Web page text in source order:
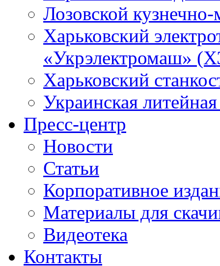
Лозовской
Харьковский
«Укрэлектромаш»
Харьковский
Украинская
Пресс-центр
Новости
Статьи
Корпоративное
Материалы для
Видеотека
Контакты